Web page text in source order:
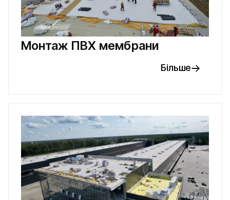
Монтаж ПВХ мембрани
Більше